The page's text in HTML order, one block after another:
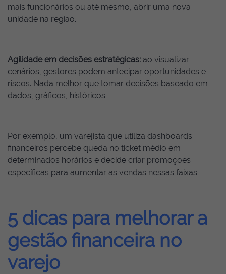
mais funcionários ou até mesmo, abrir uma nova
unidade na região.
Agilidade em decisões estratégicas: ao visualizar
cenários, gestores podem antecipar oportunidades e
riscos. Nada melhor que tomar decisões baseado em
dados, gráficos, históricos.
Por exemplo, um varejista que utiliza dashboards
financeiros percebe queda no ticket médio em
determinados horários e decide criar promoções
específicas para aumentar as vendas nessas faixas.
5 dicas para melhorar a
gestão financeira no
varejo